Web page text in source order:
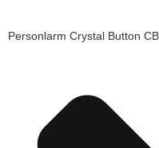
Personlarm Crystal Button